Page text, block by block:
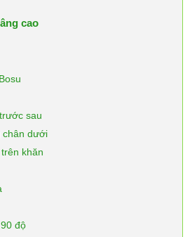
cao
sau
chân dưới
khăn
độ